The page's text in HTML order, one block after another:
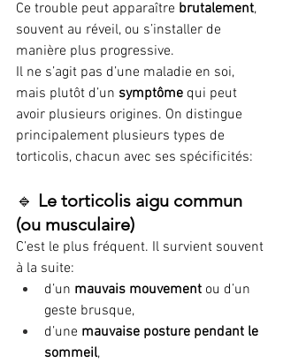
Ce trouble peut apparaître brutalement,
souvent au réveil, ou s’installer de
manière plus progressive.
Il ne s’agit pas d’une maladie en soi,
mais plutôt d’un symptôme qui peut
avoir plusieurs origines. On distingue
principalement plusieurs types de
torticolis, chacun avec ses spécificités:
🔹 Le torticolis aigu commun
(ou musculaire)
C’est le plus fréquent. Il survient souvent
à la suite:
d’un mauvais mouvement ou d’un
geste brusque,
d’une mauvaise posture pendant le
sommeil,